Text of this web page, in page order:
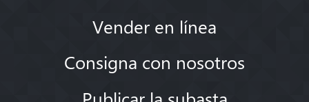
Vender en línea
Consigna con nosotros